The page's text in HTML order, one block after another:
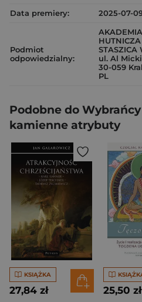
Data premiery: 2025-07-
Podmiot
odpowiedzialny:
STASZICA
ul. Al
30-059
PL
Podobne do
kamienne atrybuty
KSIĄŻKA
27,84 zł 25,50 zł